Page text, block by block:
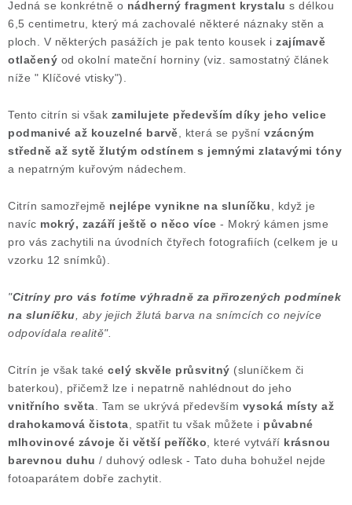
Poučení o právu na odstoupení od smlouvy
Jedná se konkrétně o nádherný fragment krystalu s délkou
6,5 centimetru, který má zachovalé některé náznaky stěn a
ploch. V některých pasážích je pak tento kousek i zajímavě
otlačený od okolní mateční horniny (viz. samostatný článek
níže " Klíčové vtisky").
Tento citrín si však zamilujete především díky jeho velice
podmanivé až kouzelné barvě , která se pyšní vzácným
středně až sytě žlutým odstínem s jemnými zlatavými tóny
a nepatrným kuřovým nádechem.
Citrín samozřejmě nejlépe vynikne na sluníčku , když je
navíc mokrý, zazáří ještě o něco více - Mokrý kámen jsme
pro vás zachytili na úvodních čtyřech fotografiích (celkem je u
vzorku 12 snímků).
"Citríny pro vás fotíme výhradně za přirozených podmínek
na sluníčku , aby jejich žlutá barva na snímcích co nejvíce
odpovídala realitě".
Citrín je však také celý skvěle průsvitný (sluníčkem či
baterkou), přičemž lze i nepatrně nahlédnout do jeho
vnitřního světa . Tam se ukrývá především vysoká místy až
drahokamová čistota , spatřit tu však můžete i půvabné
mlhovinové závoje či větší peříčko , které vytváří krásnou
barevnou duhu / duhový odlesk - Tato duha bohužel nejde
fotoaparátem dobře zachytit.